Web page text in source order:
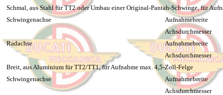
Schmal, aus Stahl für TT2 oder Umbau einer Original-Pantah-Schwinge, für
Schwingenachse
Aufnahmebreite
Achsdurchmesser
Radachse
Aufnahmebreite
Achsdurchmesser
Breit, aus Aluminium für TT2/TT1, für Aufnahme max. 4,5-Zoll-Felge
Schwingenachse
Aufnahmebreite
Achsdurchmesser